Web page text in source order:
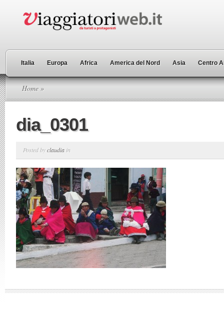
Italia Europa Africa America del Nord Asia Centro
Home »
dia_0301
Posted byclaudia in